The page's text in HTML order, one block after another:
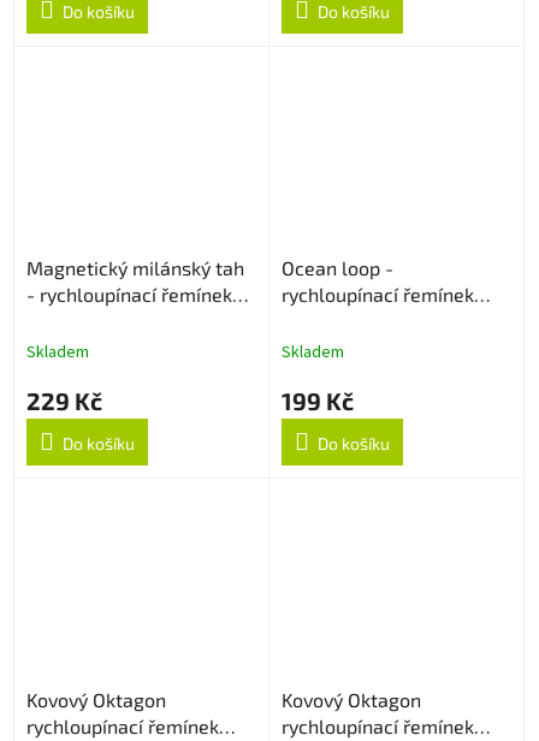
Do košíku Do košíku
Magnetický milánský tah
- rychloupínací řemínek
Skladem
229 Kč
Do košíku
Ocean loop -
rychloupínací řemínek
Skladem
199 Kč
Do košíku
Kovový Oktagon
rychloupínací řemínek
Kovový Oktagon
rychloupínací řemínek